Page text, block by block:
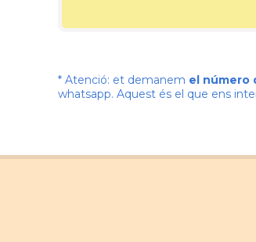
* Atenció: et demanem el número
whatsapp. Aquest és el que ens